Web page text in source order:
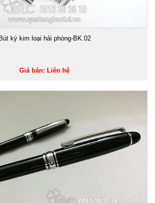
Bút ký kim loại hải phòng-BK.02
Giá bán: Liên hệ